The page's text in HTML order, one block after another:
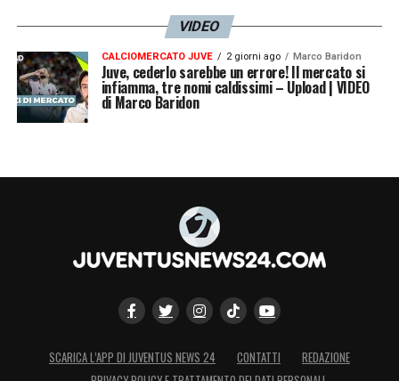
VIDEO
CALCIOMERCATO JUVE 2 giorni ago Marco Baridon
Juve, cederlo sarebbe un errore! Il mercato si
infiamma, tre nomi caldissimi – Upload | VIDEO
di Marco Baridon
SCARICA L’APP DI JUVENTUS NEWS 24 CONTATTI
REDAZIONE